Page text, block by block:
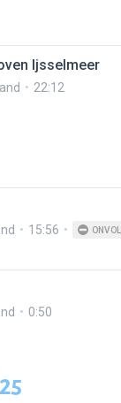
Ijsselmeer
22:12
15:56
0:50